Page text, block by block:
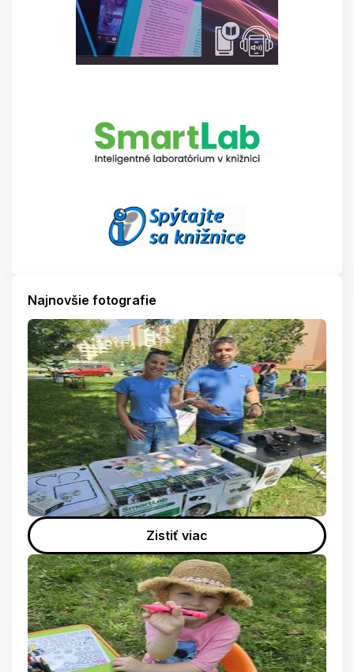
Najnovšie fotografie
Zistiť viac